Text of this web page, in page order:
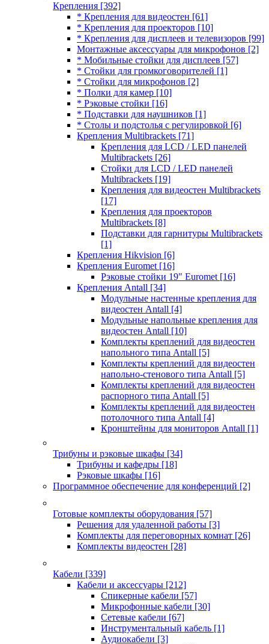
Крепления [392]
* Крепления для видеостен [61]
* Крепления для проекторов [10]
* Крепления для дисплеев и телевизоров [99]
Монтажные аксессуары для микрофонов [2]
* Мобильные стойки для дисплеев [57]
* Стойки для громкоговорителей [1]
* Стойки для микрофонов [2]
* Полки для камер [10]
* Рэковые стойки [16]
* Подставки для наушников [1]
* Столы и подстолья с регулировкой [6]
Крепления Multibrackets [71]
Крепления для LCD / LED панелей
Multibrackets [26]
Стойки для LCD / LED панелей
Multibrackets [19]
Крепления для видеостен Multibrackets
[17]
Крепления для проекторов
Multibrackets [8]
Подставки для гарнитуры Multibrackets
[1]
Крепления Hikvision [6]
Крепления Euromet [16]
Рэковые стойки 19" Euromet [16]
Крепления Antall [34]
Модульные настенные крепления для
видеостен Antall [4]
Модульные напольные крепления для
видеостен Antall [10]
Комплекты креплений для видеостен
напольного типа Antall [5]
Комплекты креплений для видеостен
напольно-стенового типа Antall [5]
Комплекты креплений для видеостен
распорного типа Antall [5]
Комплекты креплений для видеостен
потолочного типа Antall [4]
Кронштейны для мониторов Antall [1]
Трибуны и рэковые шкафы [34]
Трибуны и кафедры [18]
Рэковые шкафы [16]
Программное обеспечение для конференций [2]
Готовые комплекты оборудования [57]
Решения для удаленной работы [3]
Комплекты для переговорных комнат [26]
Комплекты видеостен [28]
Кабели [339]
Кабели и аксессуары [212]
Спикерные кабели [57]
Микрофонные кабели [30]
Сетевые кабели [67]
Инструментальный кабель [1]
Аудиокабели [3]